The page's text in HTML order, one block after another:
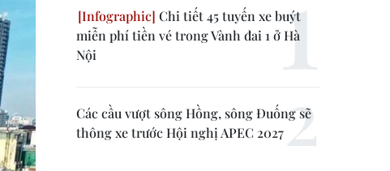
Chi tiết 45 tuyến xe buýt
miễn phí tiền vé trong Vành đai 1 ở Hà
Nội
Các cầu vượt sông Hồng, sông Đuống sẽ
thông xe trước Hội nghị APEC 2027